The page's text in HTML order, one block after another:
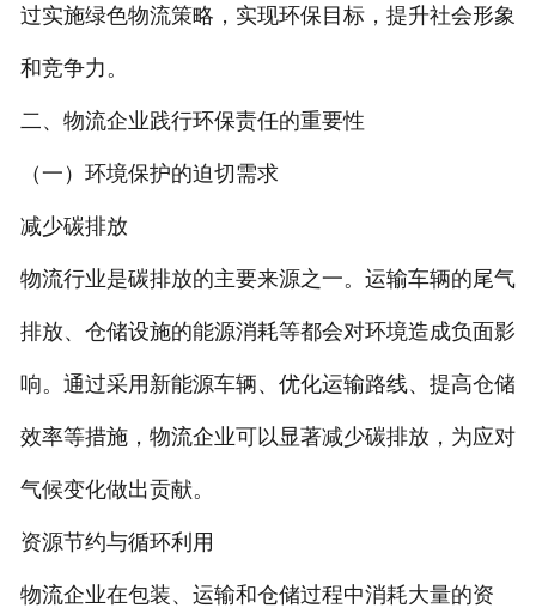
过实施绿色物流策略，实现环保目标，提升社会形象
和竞争力。
二、物流企业践行环保责任的重要性
（一）环境保护的迫切需求
减少碳排放
物流行业是碳排放的主要来源之一。运输车辆的尾气
排放、仓储设施的能源消耗等都会对环境造成负面影
响。通过采用新能源车辆、优化运输路线、提高仓储
效率等措施，物流企业可以显著减少碳排放，为应对
气候变化做出贡献。
资源节约与循环利用
物流企业在包装、运输和仓储过程中消耗大量的资